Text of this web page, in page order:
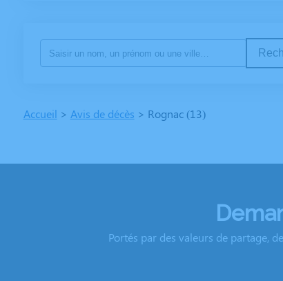
Accueil > Avis de décès > Rognac (13)
Portés par des valeurs de partage,